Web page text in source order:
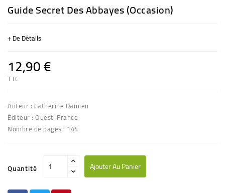
Guide Secret Des Abbayes (Occasion)
+ De Détails
12,90 €
TTC
Auteur : Catherine Damien
Éditeur : Ouest-France
Nombre de pages : 144
Quantité Ajouter Au Panier